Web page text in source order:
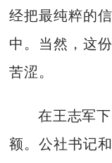
经把最纯粹的
中。当然，这
苦涩。
在王志军
额。公社书记